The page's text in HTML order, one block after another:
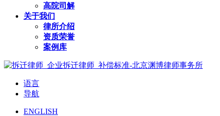
高院司解
关于我们
律所介绍
资质荣誉
案例库
语言
导航
ENGLISH